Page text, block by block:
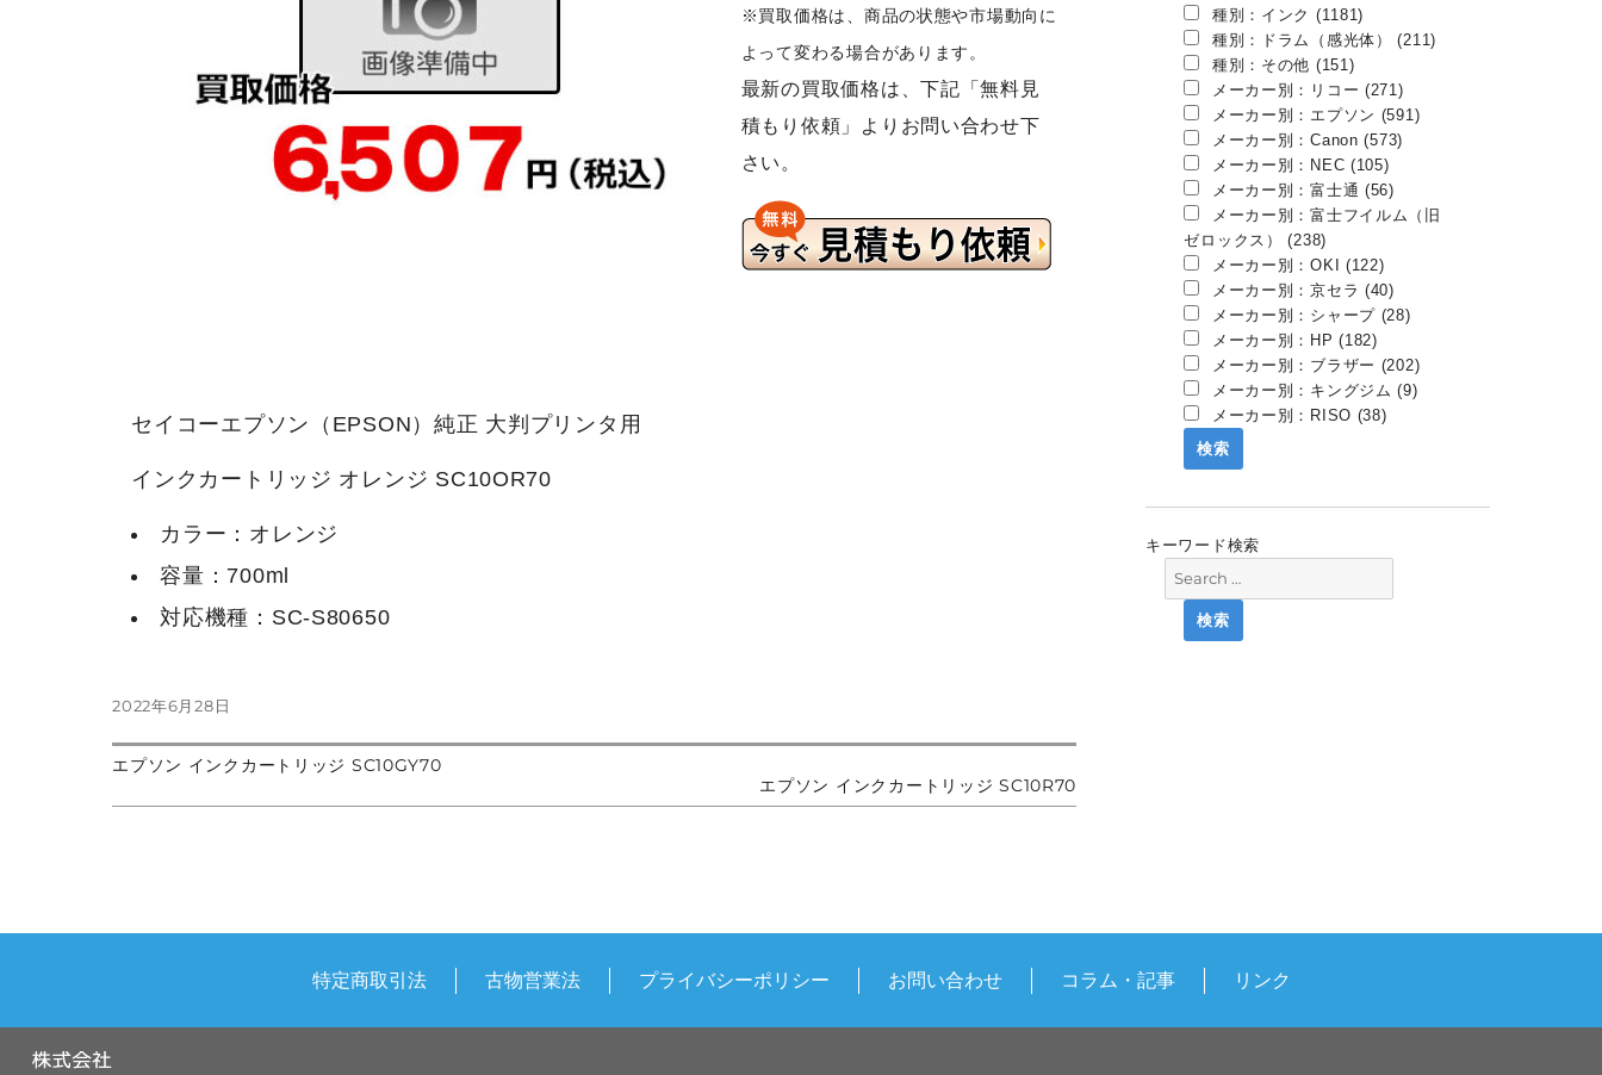
※買取価格は、商品の状態や市場動向に
よって変わる場合があります。
最新の買取価格は、下記「無料見
積もり依頼」よりお問い合わせ下
さい。
セイコーエプソン（EPSON）純正 大判プリンタ用
インクカートリッジ オレンジ SC10OR70
カラー：オレンジ
容量：700ml
対応機種：SC-S80650
投
2022年6月28日
投
ビ
ー
前
投
エプソン インクカートリッジ SC10GY70
の
エプソン インクカートリッジ SC10R70
種別：インク (1181)
種別：ドラム（感光体） (211)
種別：その他 (151)
メーカー別：リコー (271)
メーカー別：エプソン (591)
メーカー別：Canon (573)
メーカー別：NEC (105)
メーカー別：富士通 (56)
メーカー別：富士フイルム（旧
ゼロックス） (238)
メーカー別：OKI (122)
メーカー別：京セラ (40)
メーカー別：シャープ (28)
メーカー別：HP (182)
メーカー別：ブラザー (202)
メーカー別：キングジム (9)
メーカー別：RISO (38)
キーワード検索
特定商取引法 古物営業法 プライバシーポリシー お問い合わせ コラム・記事 リンク